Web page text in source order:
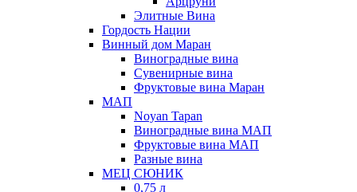
Элитные Вина
Гордость Нации
Винный дом Маран
Виноградные вина
Сувенирные вина
Фруктовые вина Маран
МАП
Noyan Tapan
Виноградные вина МАП
Фруктовые вина МАП
Разные вина
МЕЦ СЮНИК
0,75 л